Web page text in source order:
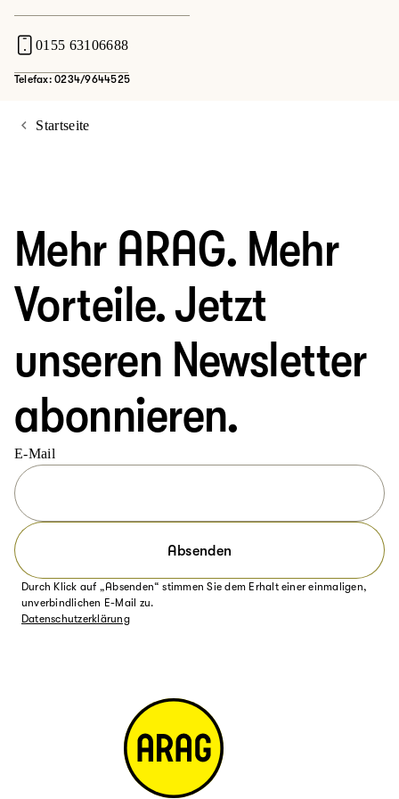
0155 63106688
Telefax: 0234/9644525
Startseite
Mehr ARAG. Mehr
Vorteile. Jetzt
unseren Newsletter
abonnieren.
E-Mail
Absenden
Durch Klick auf „Absenden“ stimmen Sie dem Erhalt einer einmaligen,
unverbindlichen E-Mail zu.
Datenschutzerklärung